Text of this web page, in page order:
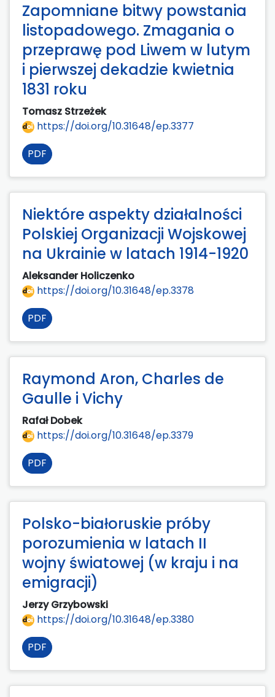
Zapomniane bitwy powstania
listopadowego. Zmagania o
przeprawę pod Liwem w lutym
i pierwszej dekadzie kwietnia
1831 roku
Tomasz Strzeżek
https://doi.org/10.31648/ep.3377
PDF
Niektóre aspekty działalności
Polskiej Organizacji Wojskowej
na Ukrainie w latach 1914-1920
Aleksander Holiczenko
https://doi.org/10.31648/ep.3378
PDF
Raymond Aron, Charles de
Gaulle i Vichy
Rafał Dobek
https://doi.org/10.31648/ep.3379
PDF
Polsko-białoruskie próby
porozumienia w latach II
wojny światowej (w kraju i na
emigracji)
Jerzy Grzybowski
https://doi.org/10.31648/ep.3380
PDF